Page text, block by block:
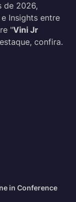
de 2026,
Insights entre
"Vini Jr
confira.
in Conference